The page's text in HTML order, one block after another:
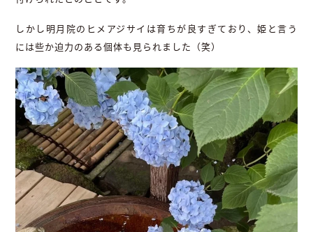
しかし明月院のヒメアジサイは育ちが良すぎており、姫と言う
には些か迫力のある個体も見られました（笑）